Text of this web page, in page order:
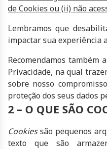
de Cookies ou (ii) não
Lembramos que
impactar sua experiência
Recomendamos também
Privacidade, na qual
sobre nosso
proteção dos seus dados
2 – O QUE SÃO
Cookiessão pequenos
texto que são